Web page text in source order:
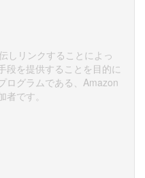
しリンクすることによっ
段を提供することを目的に
ログラムである、Amazon
です。